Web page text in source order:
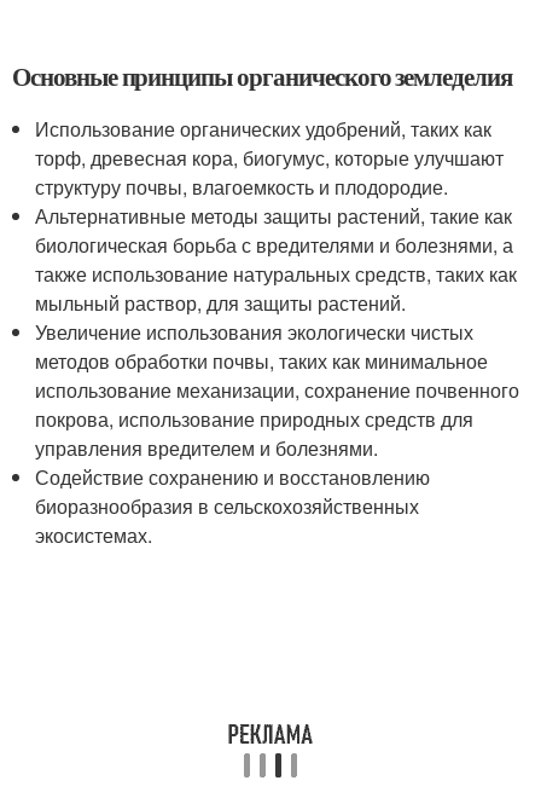
Основные принципы органического земледелия
Использование органических удобрений, таких как
торф, древесная кора, биогумус, которые улучшают
структуру почвы, влагоемкость и плодородие.
Альтернативные методы защиты растений, такие как
биологическая борьба с вредителями и болезнями, а
также использование натуральных средств, таких как
мыльный раствор, для защиты растений.
Увеличение использования экологически чистых
методов обработки почвы, таких как минимальное
использование механизации, сохранение почвенного
покрова, использование природных средств для
управления вредителем и болезнями.
Содействие сохранению и восстановлению
биоразнообразия в сельскохозяйственных
экосистемах.